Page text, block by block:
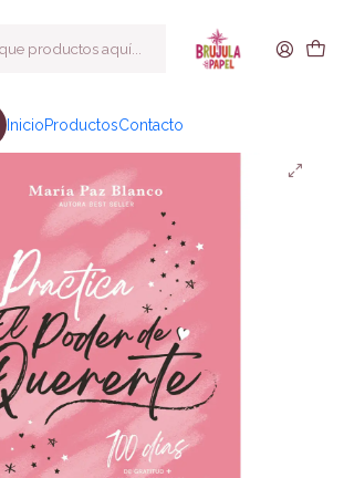
InicioProductosContacto
Autoayuda